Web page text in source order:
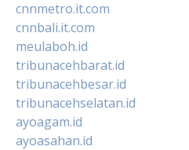
cnnmetro.it.com
cnnbali.it.com
meulaboh.id
tribunacehbarat.id
tribunacehbesar.id
tribunacehselatan.id
ayoagam.id
ayoasahan.id